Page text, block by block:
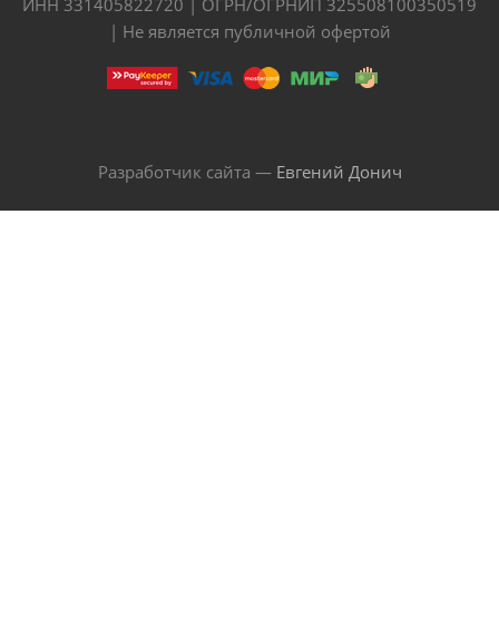
| Не является публичной офертой
Разработчик сайта — Евгений Донич